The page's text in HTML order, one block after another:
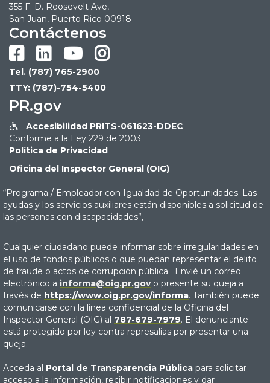
355 F. D. Roosevelt Ave,
San Juan, Puerto Rico 00918
Contáctenos

  
Tel. (787) 765-2900
TTY: (787)-754-5400
PR.gov

Accesibilidad PRITS-061623-DDEC
Conforme a la Ley 229 de 2003
Política de Privacidad
Oficina del Inspector General (OIG)
“Programa / Empleador con Igualdad de Oportunidades. Las
ayudas y los servicios auxiliares están disponibles a solicitud de
las personas con discapacidades”,
Cualquier ciudadano puede informar sobre irregularidades en
el uso de fondos públicos o que puedan representar el delito
de fraude o actos de corrupción pública. Envié un correo
electrónico a informa@oig.pr.govo presente su queja a
través de https://www.oig.pr.gov/informa. También puede
comunicarse con la línea confidencial de la Oficina del
Inspector General (OIG) al 787-679-7979. El denunciante
está protegido por ley contra represalias por presentar una
queja.
Acceda al Portal de Transparencia Pública para solicitar
acceso a la información, recibir notificaciones y dar